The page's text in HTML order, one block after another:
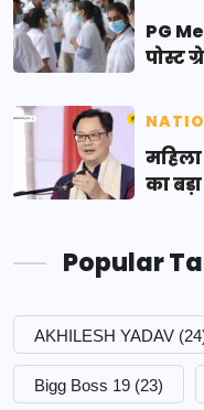
PG
पोस्ट
का
Popular
AKHILESH YADAV
Bigg Boss 19 (23)